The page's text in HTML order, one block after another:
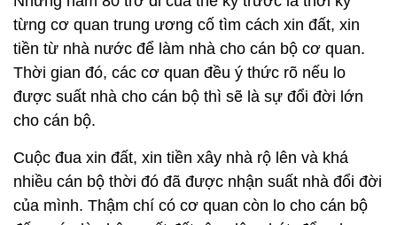
từng cơ quan trung ương cố tìm cách xin đất, xin
tiền từ nhà nước để làm nhà cho cán bộ cơ quan.
Thời gian đó, các cơ quan đều ý thức rõ nếu lo
được suất nhà cho cán bộ thì sẽ là sự đổi đời lớn
cho cán bộ.
Cuộc đua xin đất, xin tiền xây nhà rộ lên và khá
nhiều cán bộ thời đó đã được nhận suất nhà đổi đời
của mình. Thậm chí có cơ quan còn lo cho cán bộ